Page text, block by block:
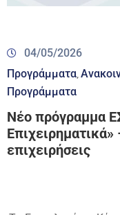
04/05/2026
Προγράμματα
Προγράμματα
Νέο πρόγραμμα
επιχειρήσεις